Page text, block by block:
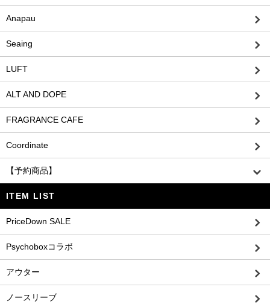
Anapau
Seaing
LUFT
ALT AND DOPE
FRAGRANCE CAFE
Coordinate
【予約商品】
ITEM LIST
PriceDown SALE
Psychoboxコラボ
アウター
ノースリーブ